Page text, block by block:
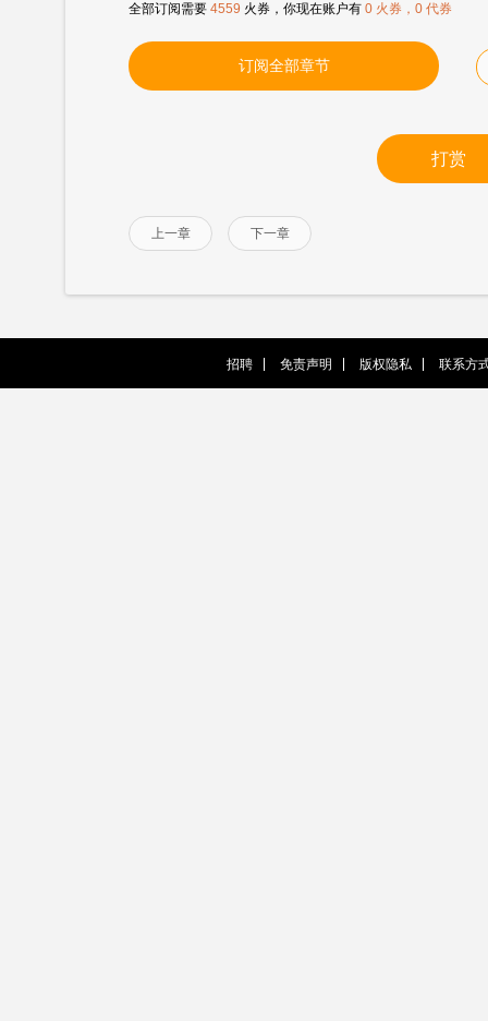
全部订阅需要 4559 火券，你现在账户有 0 火券，0 代券
订阅全部章节
打赏
上一章 下一章
招聘 免责声明 版权隐私 联系方